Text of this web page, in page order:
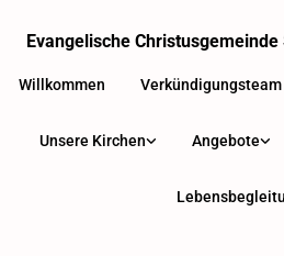
Evangelische
Willkommen Verkündigungsteam
Unsere Kirchen Angebote